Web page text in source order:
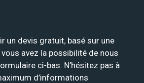
un devis gratuit, basé sur une
avez la possibilité de nous
ci-bas. N’hésitez pas à
d’informations